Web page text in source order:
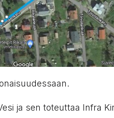
ja sen toteuttaa Infra